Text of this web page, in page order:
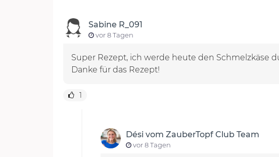
Sabine R_091
vor 8 Tagen
Super Rezept, ich werde heute den Schmelzkäse
Danke für das Rezept!
1
Dési vom ZauberTopf Club Team
vor 8 Tagen